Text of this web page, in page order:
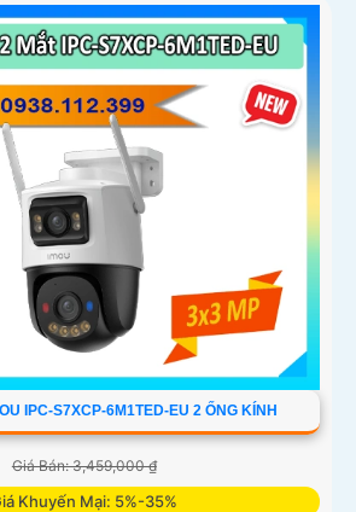
IPC-S7XCP-6M1TED-EU 2 ỐNG KÍNH
Giá Bán: 3,459,000 ₫
Khuyến Mại: 5%-35%